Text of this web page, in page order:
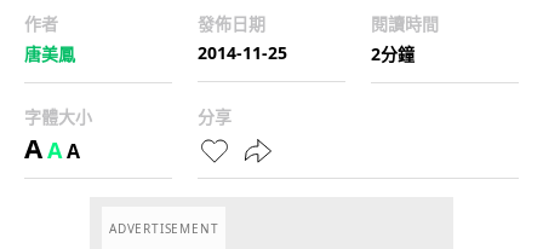
作者
唐美鳳
發佈日期
2014-11-25
閱讀時間
2分鐘
字體大小
AAA
分享
ADVERTISEMENT